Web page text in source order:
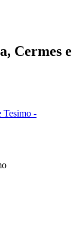
Cermes e
Tesimo -